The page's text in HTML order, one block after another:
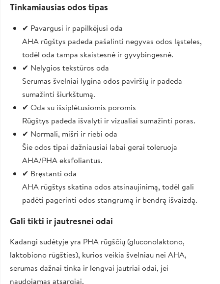
Tinkamiausias odos tipas
✔ Pavargusi ir papilkėjusi oda
AHA rūgštys padeda pašalinti negyvas odos ląsteles,
todėl oda tampa skaistesnė ir gyvybingesnė.
✔ Nelygios tekstūros oda
Serumas švelniai lygina odos paviršių ir padeda
sumažinti šiurkštumą.
✔ Oda su išsiplėtusiomis poromis
Rūgštys padeda išvalyti ir vizualiai sumažinti poras.
✔ Normali, mišri ir riebi oda
Šie odos tipai dažniausiai labai gerai toleruoja
AHA/PHA eksfoliantus.
✔ Bręstanti oda
AHA rūgštys skatina odos atsinaujinimą, todėl gali
padėti pagerinti odos stangrumą ir bendrą išvaizdą.
Gali tikti ir jautresnei odai
Kadangi sudėtyje yra PHA rūgščių (gluconolaktono,
laktobiono rūgšties), kurios veikia švelniau nei AHA,
serumas dažnai tinka ir lengvai jautriai odai, jei
naudojamas atsargiai.